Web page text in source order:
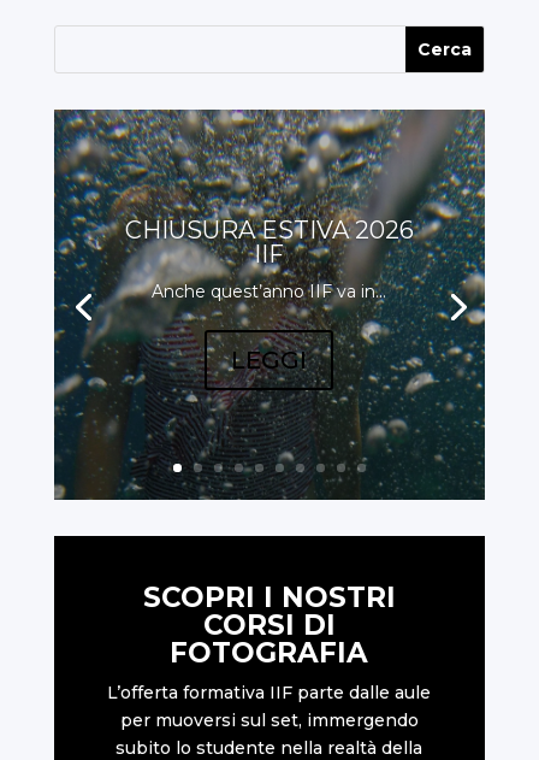
CHIUSURA ESTIVA 2026
IIF
Anche quest’anno IIF va in...
LEGGI
SCOPRI I NOSTRI
CORSI DI
FOTOGRAFIA
L’offerta formativa IIF parte dalle aule
per muoversi sul set, immergendo
subito lo studente nella realtà della